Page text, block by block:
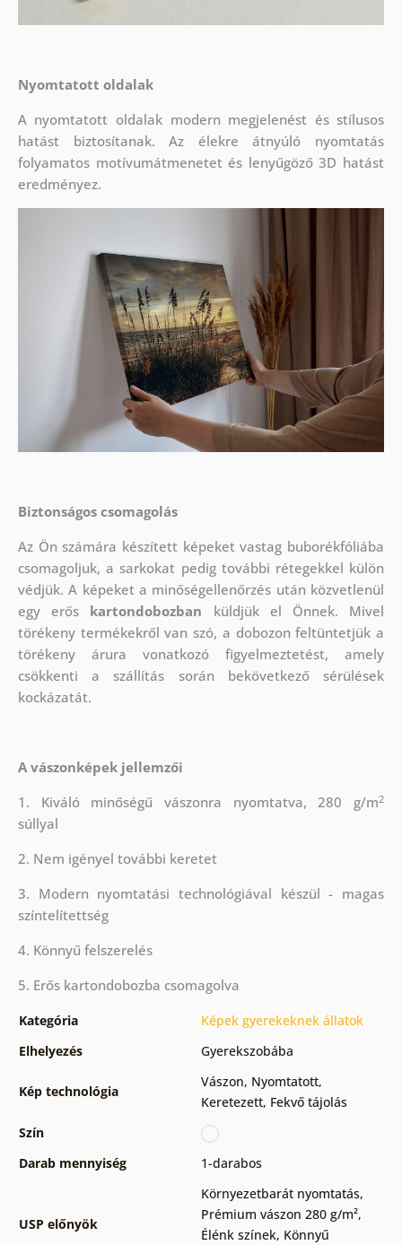
Nyomtatott oldalak
A nyomtatott oldalak modern megjelenést és stílusos
hatást biztosítanak. Az élekre átnyúló nyomtatás
folyamatos motívumátmenetet és lenyűgöző 3D hatást
eredményez.
Biztonságos csomagolás
Az Ön számára készített képeket vastag buborékfóliába
csomagoljuk, a sarkokat pedig további rétegekkel külön
védjük.A képeket a minőségellenőrzés után közvetlenül
egy erős kartondobozban küldjük el Önnek. Mivel
törékeny termékekről van szó, a dobozon feltüntetjük a
törékeny árura vonatkozó figyelmeztetést, amely
csökkenti a szállítás során bekövetkező sérülések
kockázatát.
A vászonképek jellemzői
1. Kiváló minőségű vászonra nyomtatva, 280 g/m2
súllyal
2. Nem igényel további keretet
3. Modern nyomtatási technológiával készül - magas
színtelítettség
4. Könnyű felszerelés
5. Erős kartondobozba csomagolva
Kategória
Képek gyerekeknek állatok
Elhelyezés
Gyerekszobába
Kép technológia
Vászon, Nyomtatott,
Keretezett, Fekvő tájolás
Szín
Darab mennyiség
1-darabos
USP előnyök
Környezetbarát nyomtatás,
Prémium vászon 280 g/m²,
Élénk színek, Könnyű